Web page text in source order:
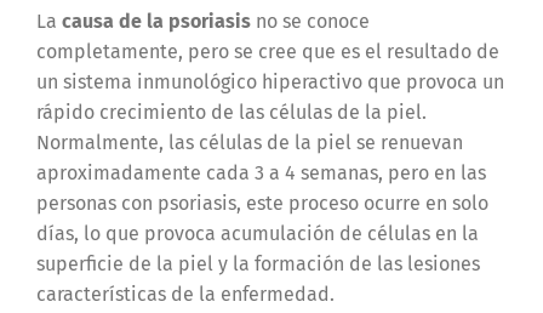
La causa de la psoriasisno se conoce
completamente, pero se cree que es el resultado de
un sistema inmunológico hiperactivo que provoca un
rápido crecimiento de las células de la piel.
Normalmente, las células de la piel se renuevan
aproximadamente cada 3 a 4 semanas, pero en las
personas con psoriasis, este proceso ocurre en solo
días, lo que provoca acumulación de células en la
superficie de la piel y la formación de las lesiones
características de la enfermedad.